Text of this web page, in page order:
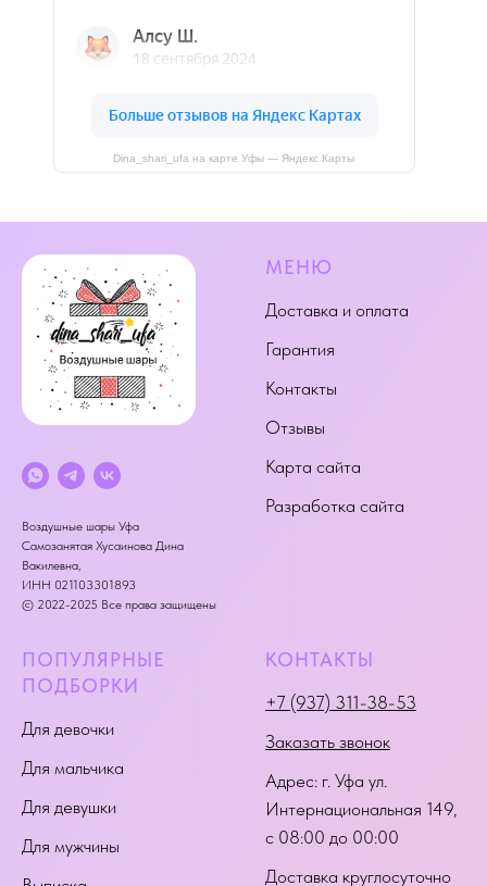
Dina_shari_ufa на карте Уфы — Яндекс Карты
Воздушные шары Уфа
Самозанятая Хусаинова Дина
Вакилевна,
ИНН 021103301893
© 2022-2025 Все права защищены
МЕНЮ
Доставка и оплата
Гарантия
Контакты
Отзывы
Карта сайта
Разработка сайта
ПОПУЛЯРНЫЕ
ПОДБОРКИ
Для девочки
Для мальчика
Для девушки
Для мужчины
КОНТАКТЫ
+7 (937) 311-38-53
Заказать звонок
Адрес: г. Уфа ул.
Интернациональная 149,
с 08:00 до 00:00
Доставка круглосуточно